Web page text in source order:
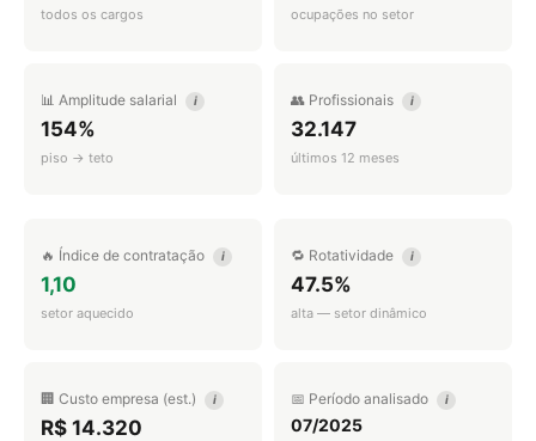
todos os cargos ocupações no setor
📊 Amplitude salarial i
154%
piso → teto
👥 Profissionais i
32.147
últimos 12 meses
🔥 Índice de contratação i
1,10
setor aquecido
🔁 Rotatividade i
47.5%
alta — setor dinâmico
🏢 Custo empresa (est.) i
R$ 14.320
📅 Período analisado i
07/2025